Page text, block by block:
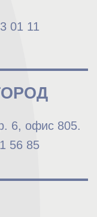
01 11
6, офис 805.
56 85